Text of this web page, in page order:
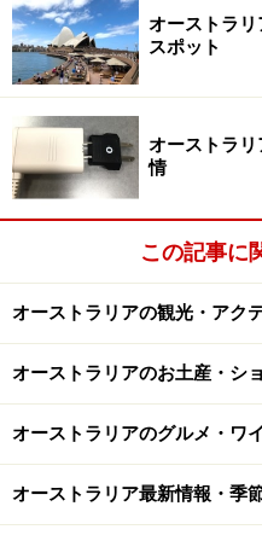
オーストラ
スポット
オーストラ
情
この記事に
オーストラリアの観光・アク
オーストラリアのお土産・シ
オーストラリアのグルメ・ワ
オーストラリア最新情報・季